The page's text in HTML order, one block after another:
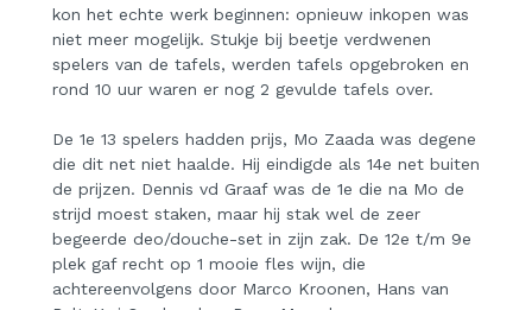
kon het echte werk beginnen: opnieuw inkopen was
niet meer mogelijk. Stukje bij beetje verdwenen
spelers van de tafels, werden tafels opgebroken en
rond 10 uur waren er nog 2 gevulde tafels over.
De 1e 13 spelers hadden prijs, Mo Zaada was degene
die dit net niet haalde. Hij eindigde als 14e net buiten
de prijzen. Dennis vd Graaf was de 1e die na Mo de
strijd moest staken, maar hij stak wel de zeer
begeerde deo/douche-set in zijn zak. De 12e t/m 9e
plek gaf recht op 1 mooie fles wijn, die
achtereenvolgens door Marco Kroonen, Hans van